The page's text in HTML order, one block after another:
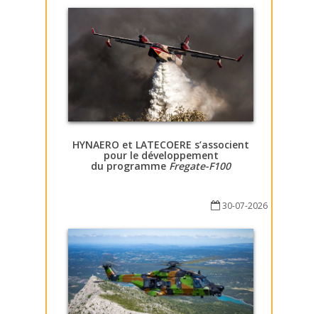
HYNAERO et LATECOERE s’associent
pour le développement
du programme Fregate-F100
30-07-2026